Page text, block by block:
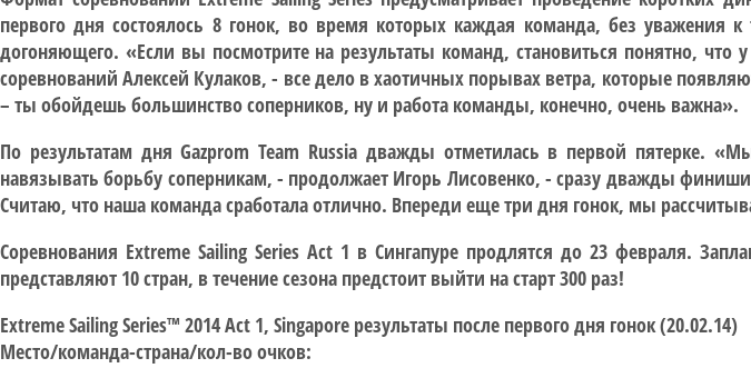
первого дня состоялось 8 гонок, во время которых каждая команда, без
догоняющего. «Если вы посмотрите на результаты команд, становиться понятно,
соревнований Алексей Кулаков, - все дело в хаотичных порывах ветра, которые
– ты обойдешь большинство соперников, ну и работа команды, конечно, очень важна».
По результатам дня Gazprom Team Russia дважды отметилась в первой пятерке.
навязывать борьбу соперникам, - продолжает Игорь Лисовенко, - сразу дважды
Считаю, что наша команда сработала отлично. Впереди еще три дня гонок, мы
Соревнования Extreme Sailing Series Act 1 в Сингапуре продлятся до 23 февраля.
представляют 10 стран, в течение сезона предстоит выйти на старт 300 раз!
Extreme Sailing Series™ 2014 Act 1, Singapore результаты после первого дня гонок (20.02.14)
Место/команда-страна/кол-во очков: